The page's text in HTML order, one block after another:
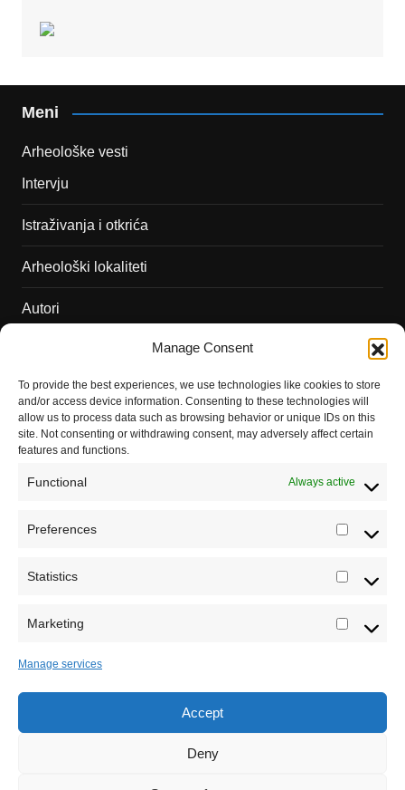
Manage Consent
To provide the best experiences, we use technologies like cookies to store
and/or access device information. Consenting to these technologies will
allow us to process data such as browsing behavior or unique IDs on this
site. Not consenting or withdrawing consent, may adversely affect certain
features and functions.
Functional Always active
Preferences
Statistics
Marketing
Manage services
Accept
Deny
Meni
Arheološke vesti
Intervju
Istraživanja i otkrića
Arheološki lokaliteti
Autori
Dešavanja
Kontakt
Misija sajta Sve o arheologiji
Sva prava zadržava Sve o arheologiji 2019-2026